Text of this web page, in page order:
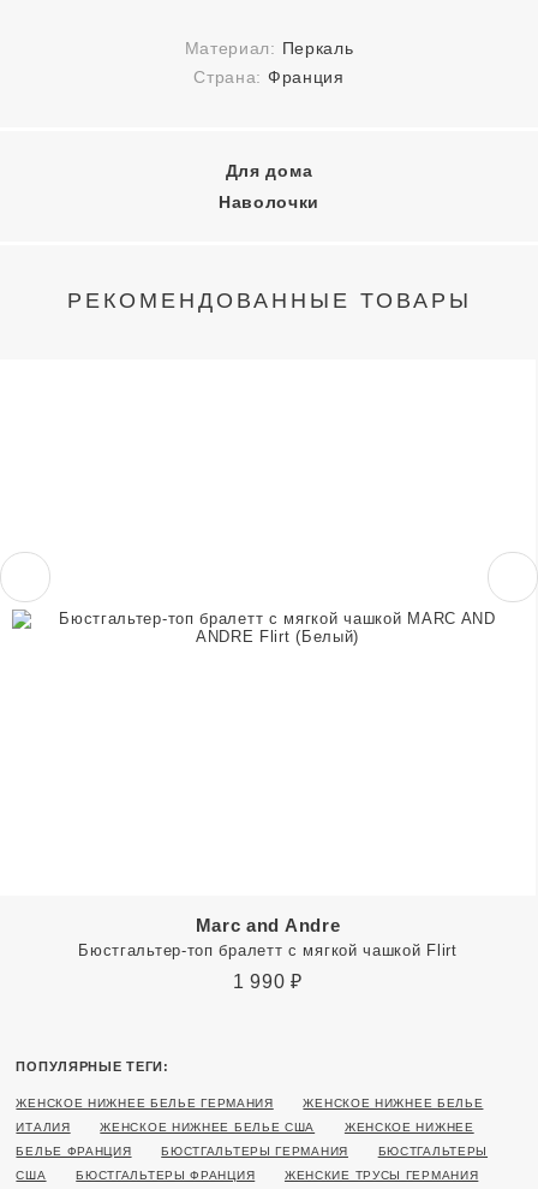
Материал: Перкаль
Страна: Франция
Для дома
Наволочки
РЕКОМЕНДОВАННЫЕ ТОВАРЫ
Marc and Andre
Бюстгальтер-топ бралетт с мягкой чашкой Flirt
1 990 ₽
ПОПУЛЯРНЫЕ ТЕГИ:
ЖЕНСКОЕ НИЖНЕЕ БЕЛЬЕ ГЕРМАНИЯ
ЖЕНСКОЕ НИЖНЕЕ БЕЛЬЕ
ИТАЛИЯ
ЖЕНСКОЕ НИЖНЕЕ БЕЛЬЕ США
ЖЕНСКОЕ НИЖНЕЕ
БЕЛЬЕ ФРАНЦИЯ
БЮСТГАЛЬТЕРЫ ГЕРМАНИЯ
БЮСТГАЛЬТЕРЫ
США
БЮСТГАЛЬТЕРЫ ФРАНЦИЯ
ЖЕНСКИЕ ТРУСЫ ГЕРМАНИЯ